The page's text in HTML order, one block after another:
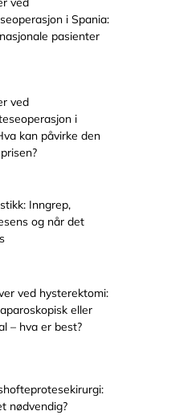
i Spania:
pasienter
ved
i
kan påvirke den
Inngrep,
og når det
ved hysterektomi:
eller
– hva er best?
nødvendig?